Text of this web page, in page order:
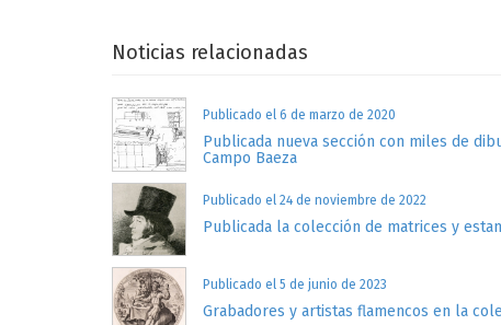
Noticias relacionadas
Publicado el 6 de marzo de 2020
Publicada nueva sección con miles de
Campo Baeza
Publicado el 24 de noviembre de 2022
Publicada la colección de matrices y
Publicado el 5 de junio de 2023
Grabadores y artistas flamencos en la